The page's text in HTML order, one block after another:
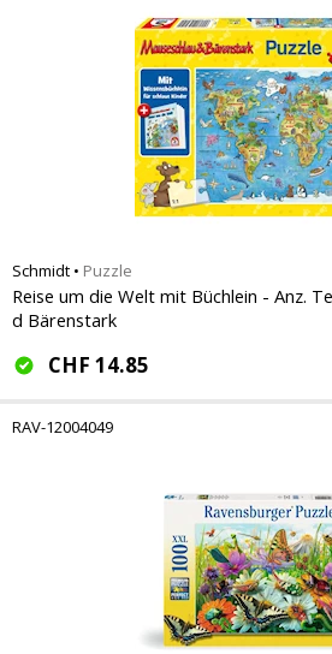
Schmidt • Puzzle
Reise um die Welt mit Büchlein - Anz.
d Bärenstark
CHF 14.85
RAV-12004049